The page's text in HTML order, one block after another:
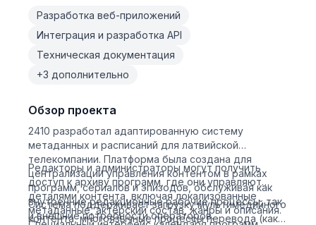
Разработка веб-приложений
Интеграция и разработка API
Техническая документация
+3 дополнительно
Обзор проекта
2410 разработал адаптированную систему
метаданных и расписаний для латвийской
телекомпании. Платформа была создана для
централизации управления контентом в рамках
программ, сериалов и эпизодов, обслуживая как
внутренние редакционные рабочие процессы, так
и внешние потребности операторов.
Редакторы и администраторы могут получить
доступ к архиву программ, где они управляют
деталями контента, включая локализованные
метаданные, актерский состав, жанры и описания.
Система поддерживает загрузку мультимедийного
контента, многоязычные процессы перевода (как